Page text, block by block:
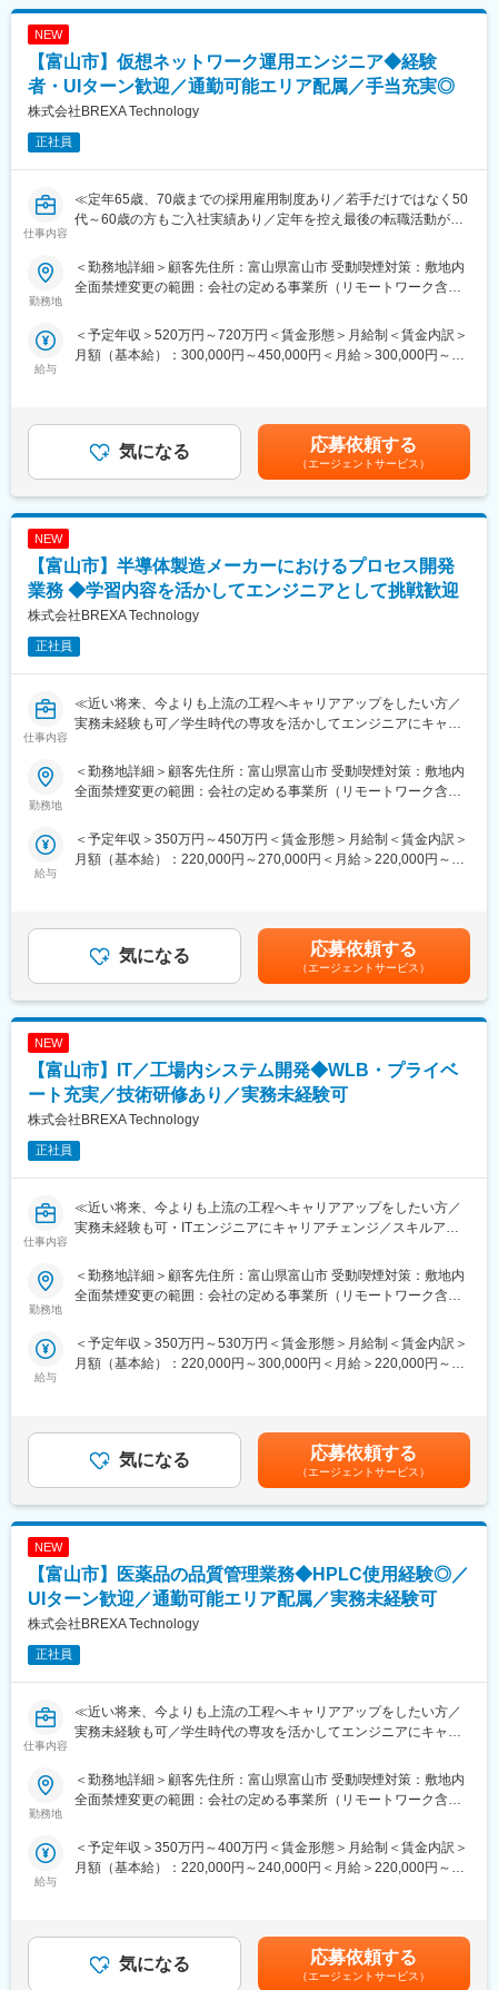
■月残業20時間程度：
く、特別な取り組みをすることなく過度な残業が発生をしない状
況となっています。また過度な残業は発生の場合は、案件担当の
営業から法人顧客に対して、残業改善の是正対応も行っていま
す。
■スキルUPで給与もUP：
スキルを上げてより難易度の高いプロジェクトへ配属をされる事
で給与も上がる仕組みを取っています。定性的な評価のみではな
く、スキルを磨くことが給与UPに繋がるエンジニアにとっては非
変更の範囲：会社の定める業務
■当社だからこそ実現できるエンジニアとしての未来がある：
同業他社と比較をしても圧倒的なお取引社数を誇る当社。
当社独占のプロジェクトも多数あり、当社だからこそ挑戦できる
仕事があります。
＜キャリアドック制度＞
同業他社では希望する仕事があっても、会社の都合で挑戦できな
いという事も転職理由の1つです。
ザーが社内に働きかける事で希望する仕事への挑戦を後押ししま
す。
■月残業20時間程度：
く、特別な取り組みをすることなく過度な残業が発生をしない状
況となっています。
スキルを上げてより難易度の高いプロジェクトへ配属をされる事
で給与も上がる仕組みを取っています。
定性的な評価のみではなく、スキルを磨くことが給与UPに繋がる
エンジニアにとっては非常分かり易い制度です。
変更の範囲：会社の定める業務
NEW
【富山市】仮想ネットワーク運用エンジニア◆経験
者・UIターン歓迎／通勤可能エリア配属／手当充実◎
株式会社BREXA Technology
正社員
仕事内容
≪定年65歳、70歳までの採用雇用制度あり／若手だけではなく50
代～60歳の方もご入社実績あり／定年を控え最後の転職活動がし
方歓迎≫
わせ等をお任せ致します。
ワーク（VNet／VPC）の設計・構築
・サブネットの分割、ルーティング設定、ネットワークセキュリ
ティグループ（NSG／SG）の設定
・VPN接続やExpressRouteなどのオンプレミスとの接続構成の設
計・実装
（2）リソース変更・管理
・仮想マシン、ストレージ、ロードバランサーなどのクラウドリ
ソースの変更・追加・削除対応
・IaC（Infrastructure as Code）ツール（例：Terraform、ARMテ
ンプレート、CloudFormation）を用いた構成管理
・リソース使用状況のモニタリングと最適化提案
（4）障害対応・問い合わせ対応
・ネットワーク障害やリソース関連のインシデント対応（一次切
ャット・電話）
・障害発生時のログ解析、原因調査、再発防止策の立案
※上記の業務で本人の適性に応じて業務をお任せ致します。
■当社だからこそ実現できるエンジニアとしての未来がある：
＜お取引社数3,900社＞
独占のプロジェクトも多数あり、同社だからこそ挑戦できる仕事
があります。
＜キャリアドック制度＞
いという事も転職理由の1つです。
当社では専任のキャリアアドバイザーがおり、キャリアアドバイ
ザーが社内に働きかける事で希望する仕事への挑戦を後押ししま
す。
エンジニアの遣り甲斐を大切にする当社だからこその取り組みで
す。
変更の範囲：会社の定める業務
勤務地
＜勤務地詳細＞顧客先住所：富山県富山市 受動喫煙対策：敷地内
全面禁煙変更の範囲：会社の定める事業所（リモートワーク含
給与
＜予定年収＞520万円～720万円＜賃金形態＞月給制＜賃金内訳＞
月額（基本給）：300,000円～450,000円＜月給＞300,000円～
示の実績もあります。賃金はあくまでも目安の金額であり、選考
を通じて上下する可能性があります。月給(月額)は固定手当を含め
た表記です。
気になる 応募依頼する
（エージェントサービス）
NEW
【富山市】半導体製造メーカーにおけるプロセス開発
業務 ◆学習内容を活かしてエンジニアとして挑戦歓迎
株式会社BREXA Technology
正社員
仕事内容
≪近い将来、今よりも上流の工程へキャリアアップをしたい方／
実務未経験も可／学生時代の専攻を活かしてエンジニアにキャリ
きたい方／様々なプロジェクトへの参加を通してエンジニアとし
ての経験の幅を広げたい方へ≫
富山市にある半導体製造メーカーにてプロセス開発をお任せ致し
ます。
・顧客要求に応じた膜の開発（成膜ガスの選定、成膜条件、装置
構造の検討）
・処理温度・時間・圧力などの条件設計
・ウェーハの分析・評価スケジュールの作成
・また分析・評価業務
価
・結果の考察と最適化提案
■よく使われる技術・知識：
化学工学、材料工学、機械工学、電気工学などの基礎知識
＜お取引社数3,900社＞
同業他社と比較をしても圧倒的なお取引社数を誇る当社。
＜キャリアドック制度＞
同業他社では希望する仕事があっても、会社の都合で挑戦できな
当社では専任のキャリアアドバイザーがおり、キャリアアドバイ
ザーが社内に働きかける事で希望する仕事への挑戦を後押ししま
■月残業20時間程度：
当社から配属の企業様については残業が多くなる企業様が少な
く、特別な取り組みをすることなく過度な残業が発生をしない状
況となっています。
対して、残業改善の是正対応も行っています。
■スキルUPで給与もUP：
スキルを上げてより難易度の高いプロジェクトへ配属をされる事
で給与も上がる仕組みを取っています。
定性的な評価のみではなく、スキルを磨くことが給与UPに繋がる
エンジニアにとっては非常分かり易い制度です。
勤務地
＜勤務地詳細＞顧客先住所：富山県富山市 受動喫煙対策：敷地内
全面禁煙変更の範囲：会社の定める事業所（リモートワーク含
給与
＜予定年収＞350万円～450万円＜賃金形態＞月給制＜賃金内訳＞
月額（基本給）：220,000円～270,000円＜月給＞220,000円～
年目 年収440～460万円8年目 年収550～570万円20年目 年
収1000万円超※金額はあくまでも目安です。賃金はあくまでも目
安の金額であり、選考を通じて上下する可能性があります。月給
(月額)は固定手当を含めた表記です。
気になる 応募依頼する
（エージェントサービス）
NEW
【富山市】IT／工場内システム開発◆WLB・プライベ
ート充実／技術研修あり／実務未経験可
株式会社BREXA Technology
正社員
仕事内容
≪近い将来、今よりも上流の工程へキャリアアップをしたい方／
実務未経験も可・ITエンジニアにキャリアチェンジ／スキルアッ
ェクトへの参加を通してエンジニアとしての経験の幅を広げたい
方へ≫
ICT技術を用い、お客様の課題を解決していただきます。工場内シ
ステムやアプリ等様々な経験を積んでいただくことが可能です。
て、以下の業務に携わっていただきます。
・顧客とのヒアリングを通じた課題抽出
・システムの設計・開発・運用（主に組込・制御系）
・チームでの開発プロジェクト推進（進捗管理・情報共有）
・運用後の保守・改善提案
ンです。
■使用ツール・環境：
SQL、VB.NET等
■当社だからこそ実現できるエンジニアとしての未来がある：
同業他社と比較をしても圧倒的なお取引社数を誇る当社。
当社独占のプロジェクトも多数あり、当社だからこそ挑戦できる
同業他社では希望する仕事があっても、会社の都合で挑戦できな
いという事も転職理由の1つです。
ザーが社内に働きかける事で希望する仕事への挑戦を後押ししま
す。
当社から配属の企業様については残業が多くなる企業様が少な
勤務地
＜勤務地詳細＞顧客先住所：富山県富山市 受動喫煙対策：敷地内
全面禁煙変更の範囲：会社の定める事業所（リモートワーク含
給与
＜予定年収＞350万円～530万円＜賃金形態＞月給制＜賃金内訳＞
月額（基本給）：220,000円～300,000円＜月給＞220,000円～
年目 年収440～460万円8年目 年収550～570万円20年目 年
収1000万円超※金額はあくまでも目安です。賃金はあくまでも目
安の金額であり、選考を通じて上下する可能性があります。月給
(月額)は固定手当を含めた表記です。
気になる 応募依頼する
（エージェントサービス）
NEW
【富山市】医薬品の品質管理業務◆HPLC使用経験◎／
UIターン歓迎／通勤可能エリア配属／実務未経験可
株式会社BREXA Technology
正社員
仕事内容
≪近い将来、今よりも上流の工程へキャリアアップをしたい方／
実務未経験も可／学生時代の専攻を活かしてエンジニアにキャリ
きたい方／様々なプロジェクトへの参加を通してエンジニアとし
ての経験の幅を広げたい方へ≫
県内の医薬品メーカーにて医薬品の品質管理業務をお任せ致しま
す。
・HPLC（高速液体クロマトグラフィー）を用いた成分分析
・有効成分の定量・純度試験
勤務地
＜勤務地詳細＞顧客先住所：富山県富山市 受動喫煙対策：敷地内
全面禁煙変更の範囲：会社の定める事業所（リモートワーク含
給与
＜予定年収＞350万円～400万円＜賃金形態＞月給制＜賃金内訳＞
月額（基本給）：220,000円～240,000円＜月給＞220,000円～
年目 年収440～460万円8年目 年収550～570万円20年目 年
収1000万円超※金額はあくまでも目安です。賃金はあくまでも目
気になる 応募依頼する
（エージェントサービス）